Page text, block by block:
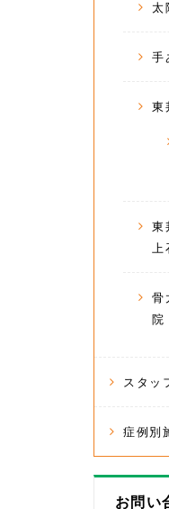
太
手
東
東
上
骨
院
スタッ
症例別
お問い